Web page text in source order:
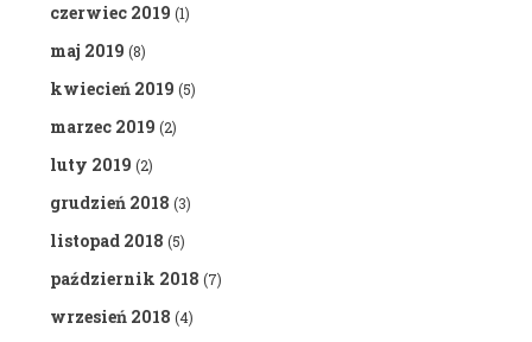
czerwiec 2019 (1)
maj 2019 (8)
kwiecień 2019 (5)
marzec 2019 (2)
luty 2019 (2)
grudzień 2018 (3)
listopad 2018 (5)
październik 2018 (7)
wrzesień 2018 (4)